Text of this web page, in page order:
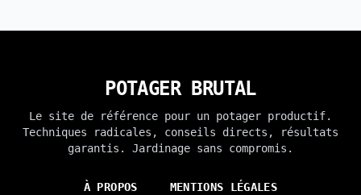
POTAGER BRUTAL
Le site de référence pour un potager productif.
Techniques radicales, conseils directs, résultats
garantis. Jardinage sans compromis.
À PROPOS MENTIONS LÉGALES